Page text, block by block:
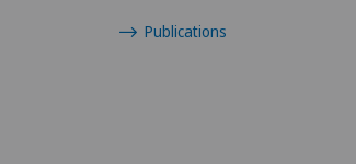
Publications